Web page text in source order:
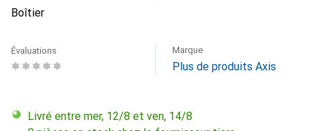
Boîtier
Évaluations Marque
Plus de produits Axis
Livré entre mer, 12/8 et ven, 14/8